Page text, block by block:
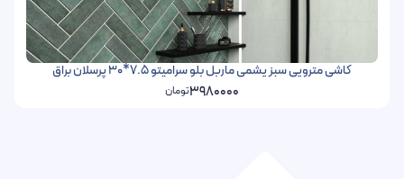
کاشی مترویی سبز یشمی ماربل بلو سرامیتو 7.5*30 پرسلان براق
3980000تومان